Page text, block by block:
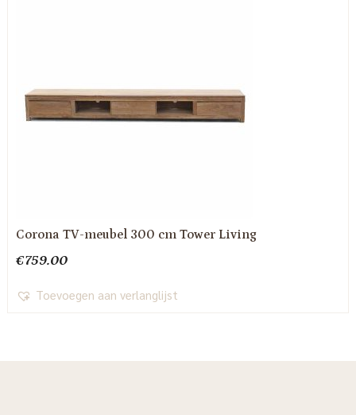
Corona TV-meubel 300 cm Tower Living
€759.00
Toevoegen aan verlanglijst